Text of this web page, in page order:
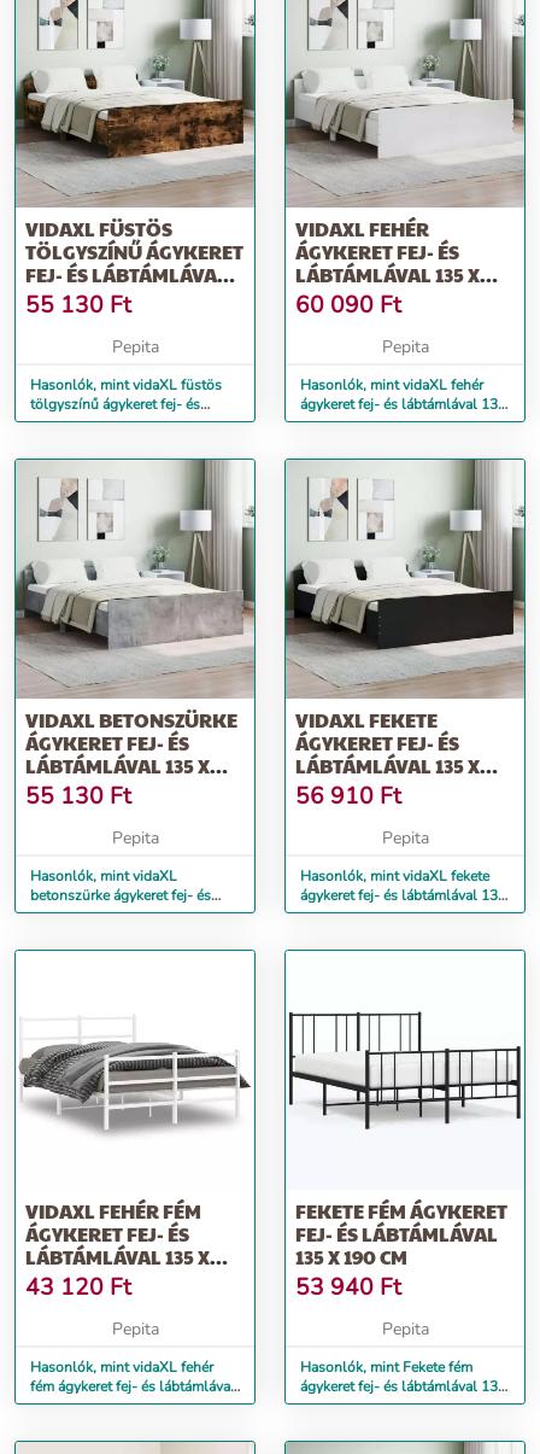
VIDAXL FÜSTÖS
TÖLGYSZÍNŰ ÁGYKERET
FEJ- ÉS LÁBTÁMLÁVAL
135 X 190 CM
55 130 Ft
Pepita
Hasonlók, mint vidaXL füstös
tölgyszínű ágykeret fej- és
lábtámlával 135 x 190 cm
VIDAXL FEHÉR
ÁGYKERET FEJ- ÉS
LÁBTÁMLÁVAL 135 X
190 CM
60 090 Ft
Pepita
Hasonlók, mint vidaXL fehér
ágykeret fej- és lábtámlával 135
x 190 cm
VIDAXL BETONSZÜRKE
ÁGYKERET FEJ- ÉS
LÁBTÁMLÁVAL 135 X
190 CM
55 130 Ft
Pepita
Hasonlók, mint vidaXL
betonszürke ágykeret fej- és
lábtámlával 135 x 190 cm
VIDAXL FEKETE
ÁGYKERET FEJ- ÉS
LÁBTÁMLÁVAL 135 X
190 CM
56 910 Ft
Pepita
Hasonlók, mint vidaXL fekete
ágykeret fej- és lábtámlával 135
x 190 cm
VIDAXL FEHÉR FÉM
ÁGYKERET FEJ- ÉS
LÁBTÁMLÁVAL 135 X
190 CM
43 120 Ft
Pepita
Hasonlók, mint vidaXL fehér
fém ágykeret fej- és lábtámlával
135 x 190 cm
FEKETE FÉM ÁGYKERET
FEJ- ÉS LÁBTÁMLÁVAL
135 X 190 CM
53 940 Ft
Pepita
Hasonlók, mint Fekete fém
ágykeret fej- és lábtámlával 135
x 190 cm